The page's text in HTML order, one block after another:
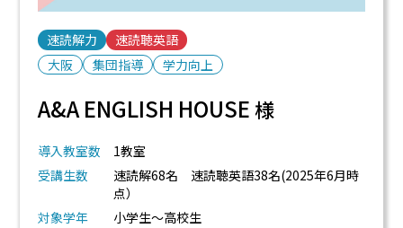
速読解力
速読聴英語
大阪
集団指導 学力向上
A&A ENGLISH HOUSE 様
導入教室数
1教室
受講生数
速読解68名 速読聴英語38名(2025年6月時
点）
対象学年
小学生～高校生